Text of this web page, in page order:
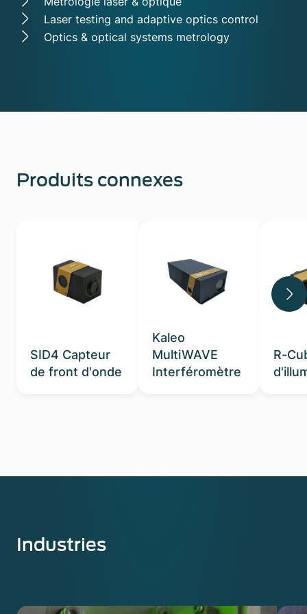
Laser testing and adaptive optics control
Optics & optical systems metrology
Produits connexes
SID4 Capteur
de front d'onde
Kaleo
MultiWAVE
Interféromètre
R-
Industries